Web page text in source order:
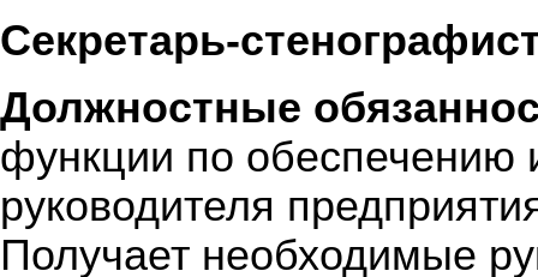
Секретарь-
Должностные
функции по обеспечению
руководителя
Получает необходимые